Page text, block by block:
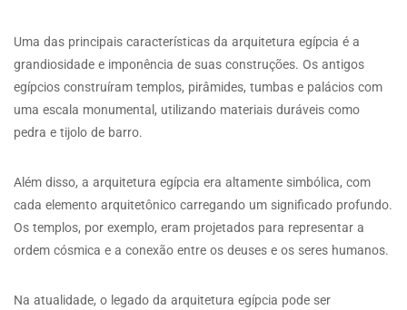
Uma das principais características da arquitetura egípcia é a
grandiosidade e imponência de suas construções. Os antigos
egípcios construíram templos, pirâmides, tumbas e palácios com
uma escala monumental, utilizando materiais duráveis como
pedra e tijolo de barro.
Além disso, a arquitetura egípcia era altamente simbólica, com
cada elemento arquitetônico carregando um significado profundo.
Os templos, por exemplo, eram projetados para representar a
ordem cósmica e a conexão entre os deuses e os seres humanos.
Na atualidade, o legado da arquitetura egípcia pode ser